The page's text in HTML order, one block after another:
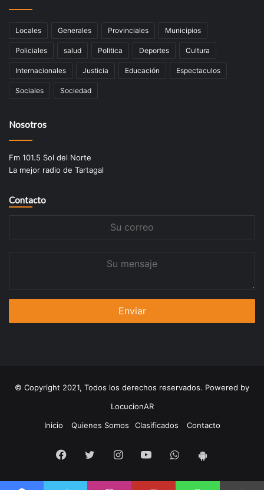
Locales Generales Provinciales Municipios
Policiales salud Politica Deportes Cultura
Internacionales Justicia Educación Espectaculos
Sociales Sociedad
Nosotros
Fm 101.5 Sol del Norte
La mejor radio de Tartagal
Contacto
© Copyright 2021, Todos los derechos reservados. Powered by
LocucionAR
Inicio
Quienes Somos Clasificados Contacto
Facebook
TwitterInstagramYoutubeWhatsapp
Android